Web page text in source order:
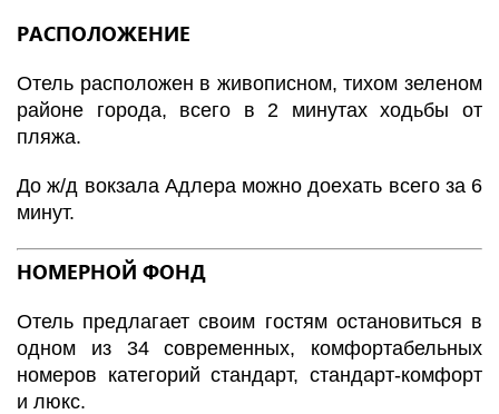
РАСПОЛОЖЕНИЕ
Отель расположен в живописном, тихом зеленом
районе города, всего в 2 минутах ходьбы от
пляжа.
До ж/д вокзала Адлера можно доехать всего за 6
минут.
НОМЕРНОЙ ФОНД
Отель предлагает своим гостям остановиться в
одном из 34 современных, комфортабельных
номеров категорий стандарт, стандарт-комфорт
и люкс.